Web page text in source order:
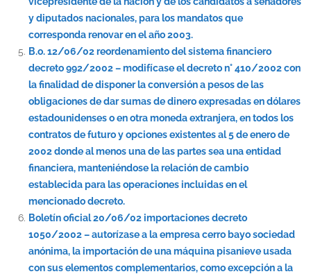
y diputados nacionales, para los mandatos que
corresponda renovar en el año 2003.
B.o. 12/06/02 reordenamiento del sistema financiero
decreto 992/2002 – modifícase el decreto n° 410/2002 con
la finalidad de disponer la conversión a pesos de las
obligaciones de dar sumas de dinero expresadas en dólares
estadounidenses o en otra moneda extranjera, en todos los
contratos de futuro y opciones existentes al 5 de enero de
2002 donde al menos una de las partes sea una entidad
financiera, manteniéndose la relación de cambio
establecida para las operaciones incluidas en el
mencionado decreto.
Boletín oficial 20/06/02 importaciones decreto
1050/2002 – autorízase a la empresa cerro bayo sociedad
anónima, la importación de una máquina pisanieve usada
con sus elementos complementarios, como excepción a la